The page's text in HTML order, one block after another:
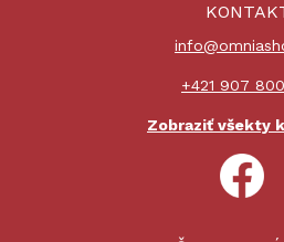
+421 907
Zobraziť všekty